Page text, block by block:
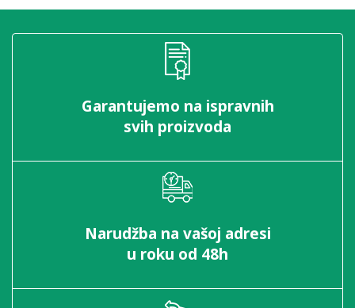
Garantujemo na ispravnih
svih proizvoda
Narudžba na vašoj adresi
u roku od 48h